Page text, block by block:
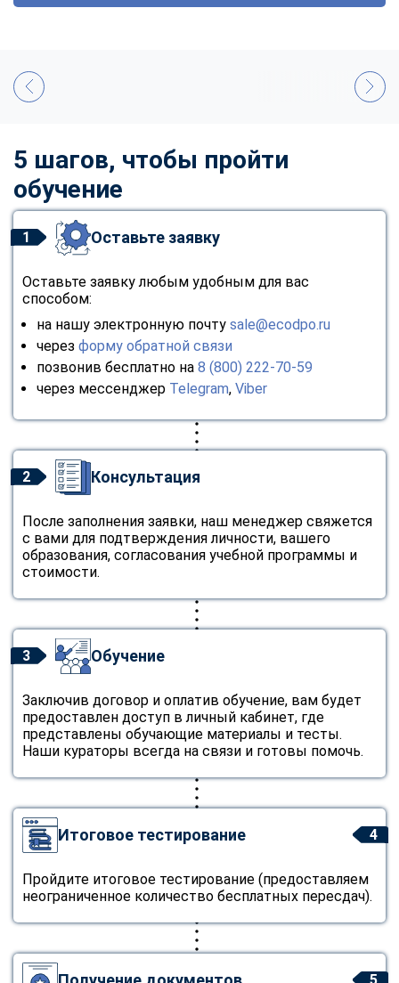
5 шагов, чтобы пройти
обучение
1 Оставьте заявку
Оставьте заявку любым удобным для вас
способом:
на нашу электронную почту sale@ecodpo.ru
через форму обратной связи
позвонив бесплатно на 8 (800) 222-70-59
через мессенджер Telegram, Viber
2 Консультация
После заполнения заявки, наш менеджер свяжется
с вами для подтверждения личности, вашего
образования, согласования учебной программы и
стоимости.
3 Обучение
Заключив договор и оплатив обучение, вам будет
предоставлен доступ в личный кабинет, где
представлены обучающие материалы и тесты.
Наши кураторы всегда на связи и готовы помочь.
4
Итоговое тестирование
Пройдите итоговое тестирование (предоставляем
неограниченное количество бесплатных пересдач).